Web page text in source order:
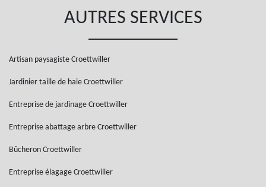
AUTRES SERVICES
Artisan paysagiste Croettwiller
Jardinier taille de haie Croettwiller
Entreprise de jardinage Croettwiller
Entreprise abattage arbre Croettwiller
Bûcheron Croettwiller
Entreprise élagage Croettwiller